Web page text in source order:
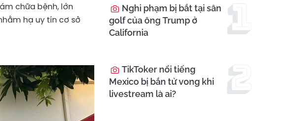
chữa bệnh, lớn
hạ uy tín cơ sở
Nghi phạm bị bắt tại sân
golf của ông Trump ở
California
TikToker nổi tiếng
Mexico bị bắn tử vong khi
livestream là ai?